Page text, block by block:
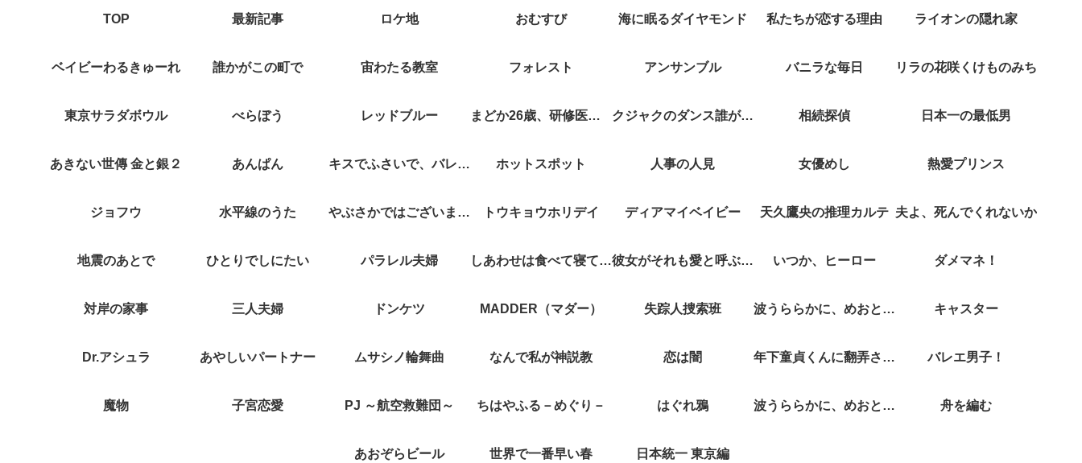
TOP 最新記事 ロケ地 おむすび 海に眠るダイヤモンド 私たちが恋する理由 ライオンの隠れ家
ベイビーわるきゅーれ 誰かがこの町で 宙わたる教室 フォレスト アンサンブル バニラな毎日 リラの花咲くけものみち
東京サラダボウル べらぼう レッドブルー まどか26歳、研修医やってます！ クジャクのダンス誰が見た？ 相続探偵 日本一の最低男
あきない世傳 金と銀２ あんぱん キスでふさいで、バレないで。 ホットスポット 人事の人見 女優めし 熱愛プリンス
ジョフウ 水平線のうた やぶさかではございません トウキョウホリデイ ディアマイベイビー 天久鷹央の推理カルテ 夫よ、死んでくれないか
地震のあとで ひとりでしにたい パラレル夫婦 しあわせは食べて寝て待て 彼女がそれも愛と呼ぶなら いつか、ヒーロー ダメマネ！
対岸の家事 三人夫婦 ドンケツ MADDER（マダー） 失踪人捜索班 波うららかに、めおと日和 キャスター
Dr.アシュラ あやしいパートナー ムサシノ輪舞曲 なんで私が神説教 恋は闇 年下童貞くんに翻弄されてます バレエ男子！
魔物 子宮恋愛 PJ ～航空救難団～ ちはやふる－めぐり－ はぐれ鴉 波うららかに、めおと日和 舟を編む
あおぞらビール 世界で一番早い春 日本統一 東京編